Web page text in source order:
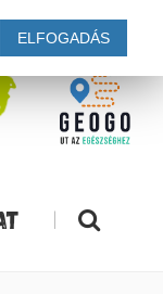
|
ELFOGADÁS